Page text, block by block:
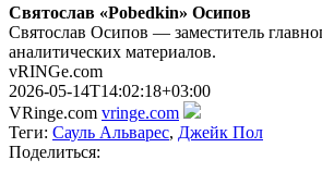
Святослав «Pobedkin» Осипов
Святослав Осипов — заместитель
аналитических материалов.
vRINGe.com
2026-05-14T14:02:18+03:00
VRinge.com vringe.com
Теги: Сауль Альварес, Джейк Пол
Поделиться: